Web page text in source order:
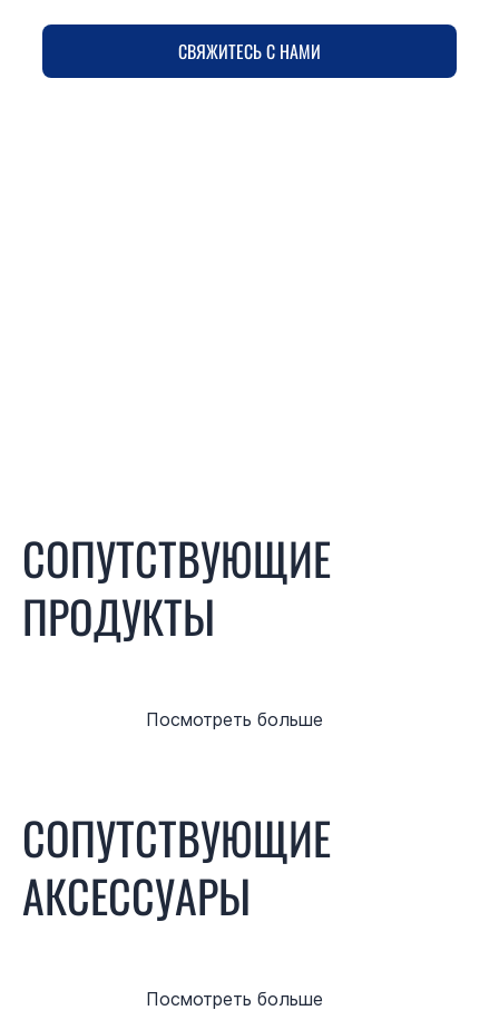
СВЯЖИТЕСЬ С НАМИ
СОПУТСТВУЮЩИЕ
ПРОДУКТЫ
Посмотреть больше
СОПУТСТВУЮЩИЕ
АКСЕССУАРЫ
Посмотреть больше